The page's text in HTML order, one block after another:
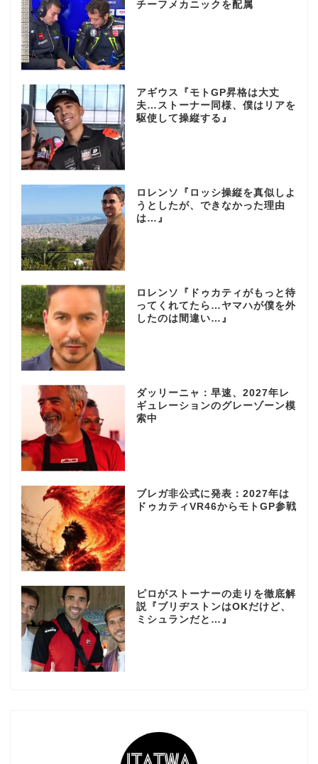
チーフメカニックを配属
アギウス『モトGP昇格は大丈
夫…ストーナー同様、僕はリアを
駆使して操縦する』
ロレンソ『ロッシ操縦を真似しよ
うとしたが、できなかった理由
は…』
ロレンソ『ドゥカティがもっと待
ってくれてたら…ヤマハが僕を外
したのは間違い…』
ダッリーニャ：早速、2027年レ
ギュレーションのグレーゾーン模
索中
ブレガ非公式に発表：2027年は
ドゥカティVR46からモトGP参戦
ピロがストーナーの走りを徹底解
説『ブリヂストンはOKだけど、
ミシュランだと…』